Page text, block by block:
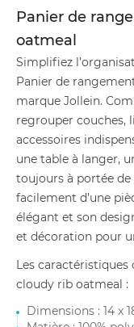
Panier de
oatmeal
Simplifiez
Panier de
marque Jollein.
regrouper couches,
accessoires
une table à langer,
toujours à portée de
facilement d’une
élégant et son
et décoration pour
Les caractéristiques
cloudy rib oatmeal :
Dimensions : 14 x